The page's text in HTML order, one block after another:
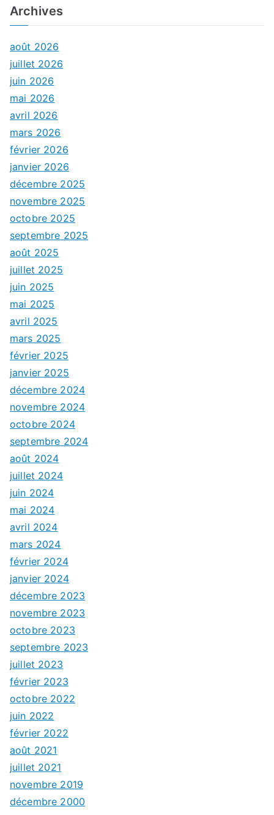
Archives
août 2026
juillet 2026
juin 2026
mai 2026
avril 2026
mars 2026
février 2026
janvier 2026
décembre 2025
novembre 2025
octobre 2025
septembre 2025
août 2025
juillet 2025
juin 2025
mai 2025
avril 2025
mars 2025
février 2025
janvier 2025
décembre 2024
novembre 2024
octobre 2024
septembre 2024
août 2024
juillet 2024
juin 2024
mai 2024
avril 2024
mars 2024
février 2024
janvier 2024
décembre 2023
novembre 2023
octobre 2023
septembre 2023
juillet 2023
février 2023
octobre 2022
juin 2022
février 2022
août 2021
juillet 2021
novembre 2019
décembre 2000